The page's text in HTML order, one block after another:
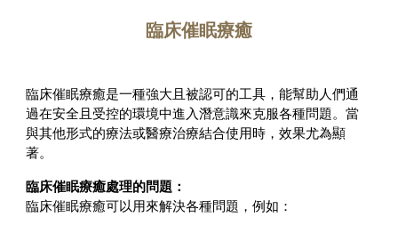
臨床催眠療癒
臨床催眠療癒是一種強大且被認可的工具，能幫助人們通
過在安全且受控的環境中進入潛意識來克服各種問題。當
與其他形式的療法或醫療治療結合使用時，效果尤為顯
著。
臨床催眠療癒處理的問題：
臨床催眠療癒可以用來解決各種問題，例如：